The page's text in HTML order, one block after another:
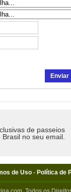
de passeios
Brasil no seu email.
de Uso - Política de